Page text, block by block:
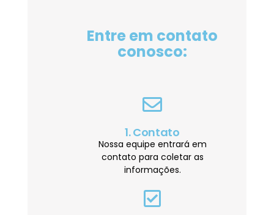
Entre em contato
conosco:
1. Contato
Nossa equipe entrará em
contato para coletar as
informações.